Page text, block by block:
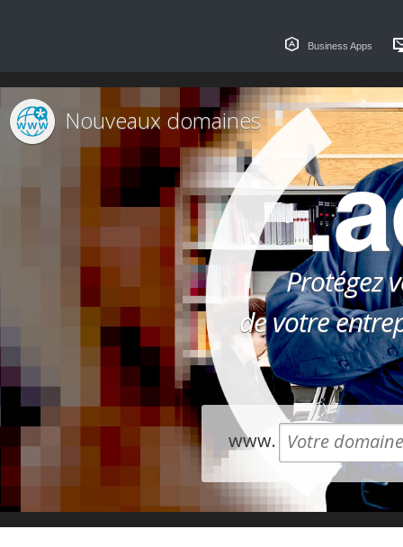
Business Apps
Protégez
de votre
Nouveaux domaines
www.